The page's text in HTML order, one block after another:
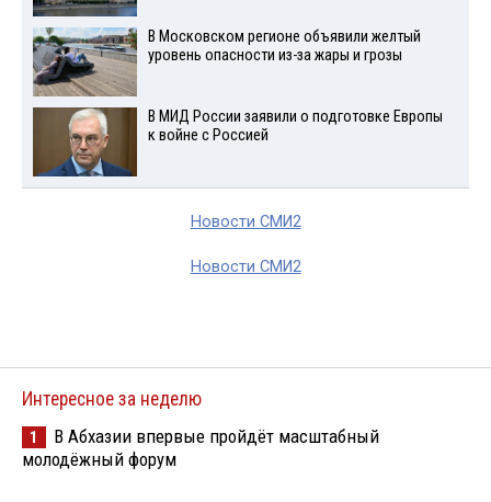
В Московском регионе объявили желтый
уровень опасности из-за жары и грозы
В МИД России заявили о подготовке Европы
к войне с Россией
Новости СМИ2
Новости СМИ2
Интересное за неделю
1
В Абхазии впервые пройдёт масштабный
молодёжный форум